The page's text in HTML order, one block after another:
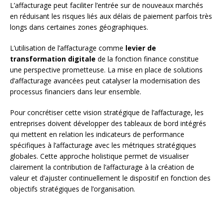
L’affacturage peut faciliter l’entrée sur de nouveaux marchés
en réduisant les risques liés aux délais de paiement parfois très
longs dans certaines zones géographiques.
L’utilisation de l’affacturage comme levier de
transformation digitale de la fonction finance constitue
une perspective prometteuse. La mise en place de solutions
d’affacturage avancées peut catalyser la modernisation des
processus financiers dans leur ensemble.
Pour concrétiser cette vision stratégique de l’affacturage, les
entreprises doivent développer des tableaux de bord intégrés
qui mettent en relation les indicateurs de performance
spécifiques à l’affacturage avec les métriques stratégiques
globales. Cette approche holistique permet de visualiser
clairement la contribution de l’affacturage à la création de
valeur et d’ajuster continuellement le dispositif en fonction des
objectifs stratégiques de l’organisation.